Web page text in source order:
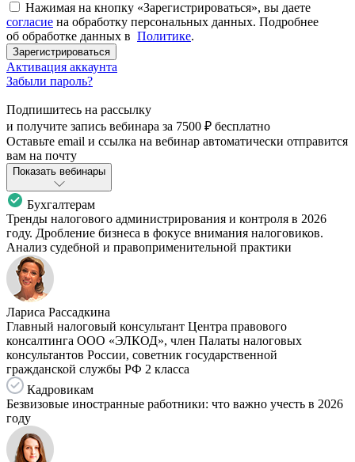
Нажимая на кнопку «Зарегистрироваться», вы даете
согласие на обработку персональных данных. Подробнее
об обработке данных в Политике.
Зарегистрироваться
Активация аккаунта
Забыли пароль?
Подпишитесь на рассылку
и получите запись вебинара за 7500 ₽ бесплатно
Оставьте email и ссылка на вебинар автоматически отправится
вам на почту
Показать вебинары
Бухгалтерам
Тренды налогового администрирования и контроля в 2026
году. Дробление бизнеса в фокусе внимания налоговиков.
Анализ судебной и правоприменительной практики
Лариса Рассадкина
Главный налоговый консультант Центра правового
консалтинга ООО «ЭЛКОД», член Палаты налоговых
консультантов России, советник государственной
гражданской службы РФ 2 класса
Кадровикам
Безвизовые иностранные работники: что важно учесть в 2026
году